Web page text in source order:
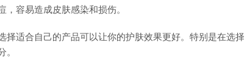
容易造成皮肤感染和损伤。
适合自己的产品可以让你的护肤效果更好。特别是在选择
。